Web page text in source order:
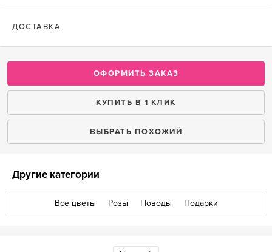
ДОСТАВКА
ОФОРМИТЬ ЗАКАЗ
КУПИТЬ В 1 КЛИК
ВЫБРАТЬ ПОХОЖИЙ
Другие категории
Все цветы Розы Поводы Подарки